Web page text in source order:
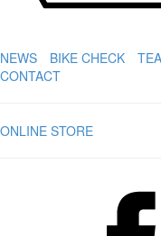
NEWS BIKE CHECK
CONTACT
ONLINE STORE